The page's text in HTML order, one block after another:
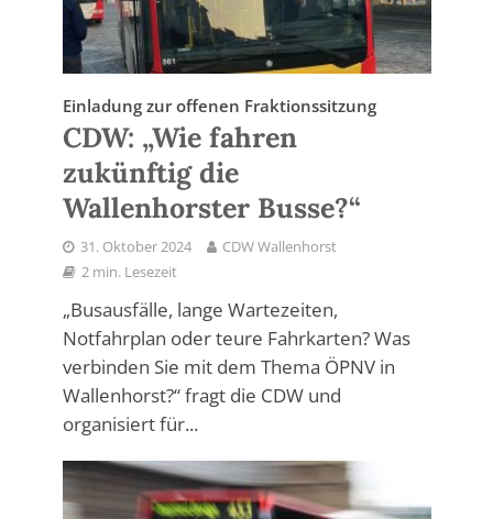
Einladung zur offenen Fraktionssitzung
CDW: „Wie fahren
zukünftig die
Wallenhorster Busse?“
31. Oktober 2024
CDW Wallenhorst
2 min. Lesezeit
„Busausfälle, lange Wartezeiten,
Notfahrplan oder teure Fahrkarten? Was
verbinden Sie mit dem Thema ÖPNV in
Wallenhorst?“ fragt die CDW und
organisiert für...